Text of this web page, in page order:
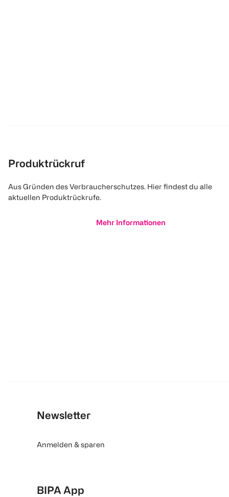
Produktrückruf
Aus Gründen des Verbraucherschutzes. Hier findest du alle
aktuellen Produktrückrufe.
Mehr Informationen
Newsletter
Anmelden & sparen
BIPA App